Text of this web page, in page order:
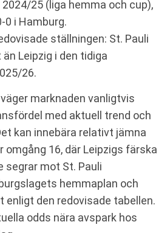
25 (liga hemma och cup),
0 i Hamburg.
ställningen: St. Pauli
Leipzig i den tidiga
26.
marknaden vanligtvis
med aktuell trend och
kan innebära relativt jämna
16, där Leipzigs färska
segrar mot St. Pauli
hemmaplan och
den redovisade tabellen.
odds nära avspark hos